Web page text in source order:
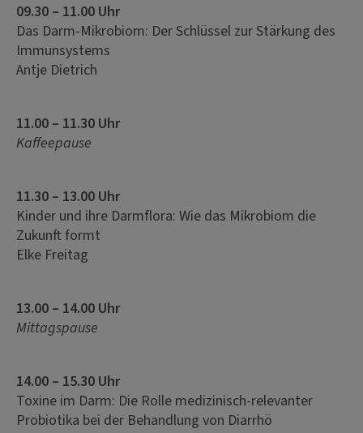
09.30 – 11.00 Uhr
Das Darm-Mikrobiom: Der Schlüssel zur Stärkung des
Immunsystems
Antje Dietrich
11.00 – 11.30 Uhr
Kaffeepause
11.30 – 13.00 Uhr
Kinder und ihre Darmflora: Wie das Mikrobiom die
Zukunft formt
Elke Freitag
13.00 – 14.00 Uhr
Mittagspause
14.00 – 15.30 Uhr
Toxine im Darm: Die Rolle medizinisch-relevanter
Probiotika bei der Behandlung von Diarrhö